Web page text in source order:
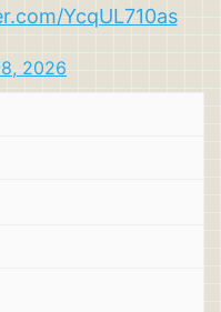
YcqUL710as
2026